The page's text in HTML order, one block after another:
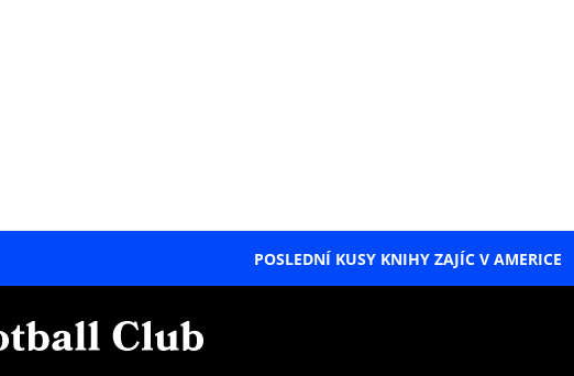
POSLEDNÍ KUSY KNIHY ZAJÍC V AMERICE